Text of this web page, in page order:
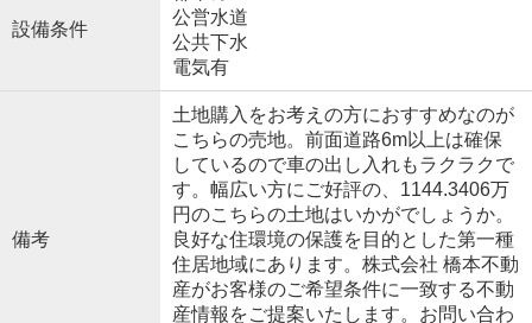
設備条件
公営水道
公共下水
電気有
備考
土地購入をお考えの方におすすめなのが
こちらの売地。前面道路6m以上は確保
しているので車の出し入れもラクラクで
す。幅広い方にご好評の、1144.3406万
円のこちらの土地はいかがでしょうか。
良好な住環境の保護を目的とした第一種
住居地域にあります。株式会社 橋本不動
産がお客様のご希望条件に一致する不動
産情報をご提案いたします。お問い合わ